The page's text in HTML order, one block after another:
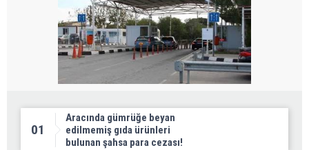
01
Aracında gümrüğe beyan
edilmemiş gıda ürünleri
bulunan şahsa para cezası!